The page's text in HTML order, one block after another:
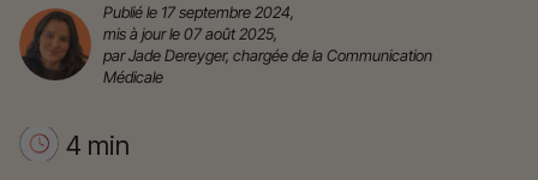
Publié le 17 septembre 2024,
mis à jour le 07 août 2025,
par Jade Dereyger, chargée de la Communication
Médicale
4 min